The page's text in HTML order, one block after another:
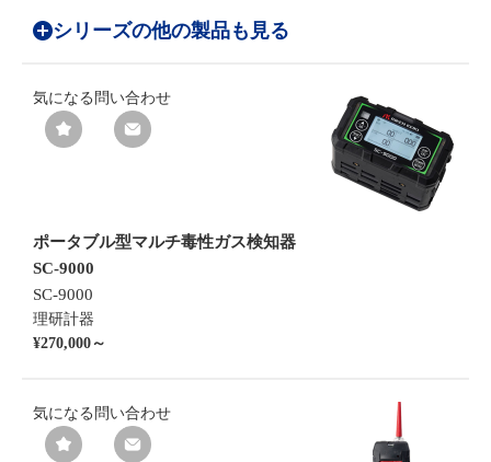
シリーズの他の製品も見る
気になる 問い合わせ
ポータブル型マルチ毒性ガス検知器
SC-9000
SC-9000
理研計器
¥270,000～
気になる 問い合わせ